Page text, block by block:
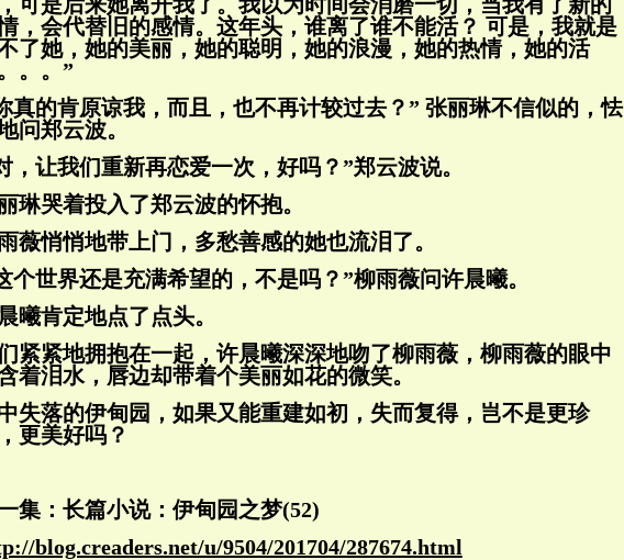
，会代替旧的感情。这年头， 谁离了谁不能活？ 可是，我就是
了她，她的美丽，她的聪明，她的浪漫，她的热情，她的活
。。”
真的肯原谅我，而且，也不再计较过去？” 张丽琳不信似的，怯
问郑云波。
，让我们重新再恋爱一次，好吗？”郑云波说。
琳哭着投入了郑云波的怀抱。
薇悄悄地带上门，多愁善感的她也流泪了。
个世界还是充满希望的，不是吗？”柳雨薇问许晨曦。
曦肯定地点了点头。
紧紧地拥抱在一起，许晨曦深深地吻了柳雨薇，柳雨薇的眼中
着泪水，唇边却带着个美丽如花的微笑。
失落的伊甸园，如果又能重建如初，失而复得，岂不是更珍
更美好吗？
集：长篇小说：伊甸园之梦(52)
blog.creaders.net/u/9504/201704/287674.html